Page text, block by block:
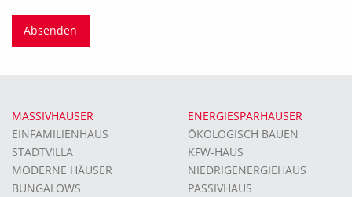
MASSIVHÄUSER
EINFAMILIENHAUS
STADTVILLA
MODERNE HÄUSER
BUNGALOWS
ENERGIESPARHÄUSER
ÖKOLOGISCH BAUEN
KFW-HAUS
NIEDRIGENERGIEHAUS
PASSIVHAUS